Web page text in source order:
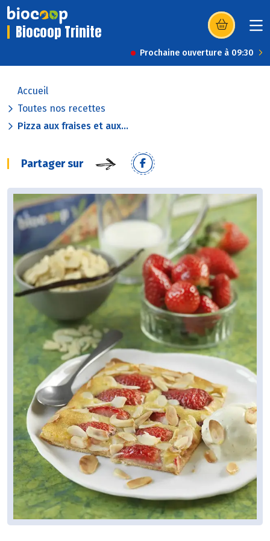
Biocoop Trinite (s’ouvre dans
Prochaine ouverture à 09:30
Accueil
Toutes nos recettes
Pizza aux fraises et aux...
Partager sur